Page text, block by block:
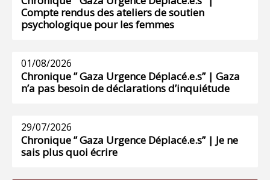
Compte rendus des ateliers de soutien
psychologique pour les femmes
01/08/2026
Chronique ” Gaza Urgence Déplacé.e.s” | Gaza
n’a pas besoin de déclarations d’inquiétude
29/07/2026
Chronique ” Gaza Urgence Déplacé.e.s” | Je ne
sais plus quoi écrire